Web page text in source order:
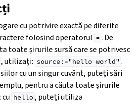
cu potrivire exactă pe diferite
folosind operatorul = . De
toate șirurile sursă care se potrivesc
, utilizați: source:="hello world" .
cu un singur cuvânt, puteți sări
pentru a căuta toate șirurile
hello , puteți utiliza